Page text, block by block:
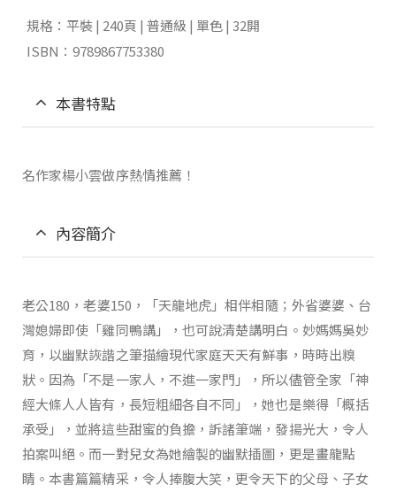
規格：平裝 | 240頁 | 普通級 | 單色 | 32開
ISBN：9789867753380
本書特點
名作家楊小雲做序熱情推薦！
內容簡介
老公180，老婆150，「天龍地虎」相伴相隨；外省婆婆、台
灣媳婦即使「雞同鴨講」，也可說清楚講明白。妙媽媽吳妙
育，以幽默詼諧之筆描繪現代家庭天天有鮮事，時時出糗
狀。因為「不是一家人，不進一家門」，所以儘管全家「神
經大條人人皆有，長短粗細各自不同」，她也是樂得「概括
承受」，並將這些甜蜜的負擔，訴諸筆端，發揚光大，令人
拍案叫絕。而一對兒女為她繪製的幽默插圖，更是畫龍點
睛。本書篇篇精采，令人捧腹大笑，更令天下的父母、子女